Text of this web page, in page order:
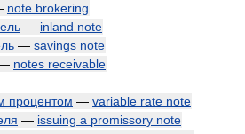
note brokering
— inland note
— savings note
notes receivable
процентом — variable rate note
— issuing a promissory note